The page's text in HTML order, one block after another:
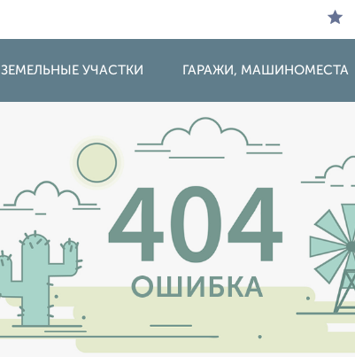
ЗЕМЕЛЬНЫЕ УЧАСТКИ ГАРАЖИ, МАШИНОМЕСТА